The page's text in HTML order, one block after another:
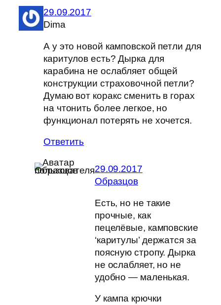
29.09.2017
Dima
А у это новой камповской петли для
каритулов есть? Дырка для
карабина не ослабляет общей
конструкции страховочной петли?
Думаю вот коракс сменить в горах
на чтонить более легкое, но
функционал потерять не хочется.
Ответить
29.09.2017
Образцов
Есть, но не такие
прочные, как
пецелёвые, камповские
‘каритулы’ держатся за
поясную стропу. Дырка
не ослабляет, но не
удобно — маленькая.
У кампа крючки